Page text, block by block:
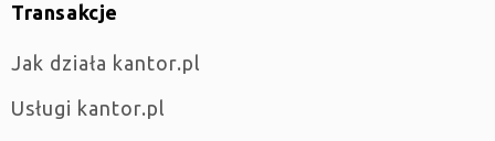
Transakcje
jak działa kantor.pl
Usługi kantor.pl